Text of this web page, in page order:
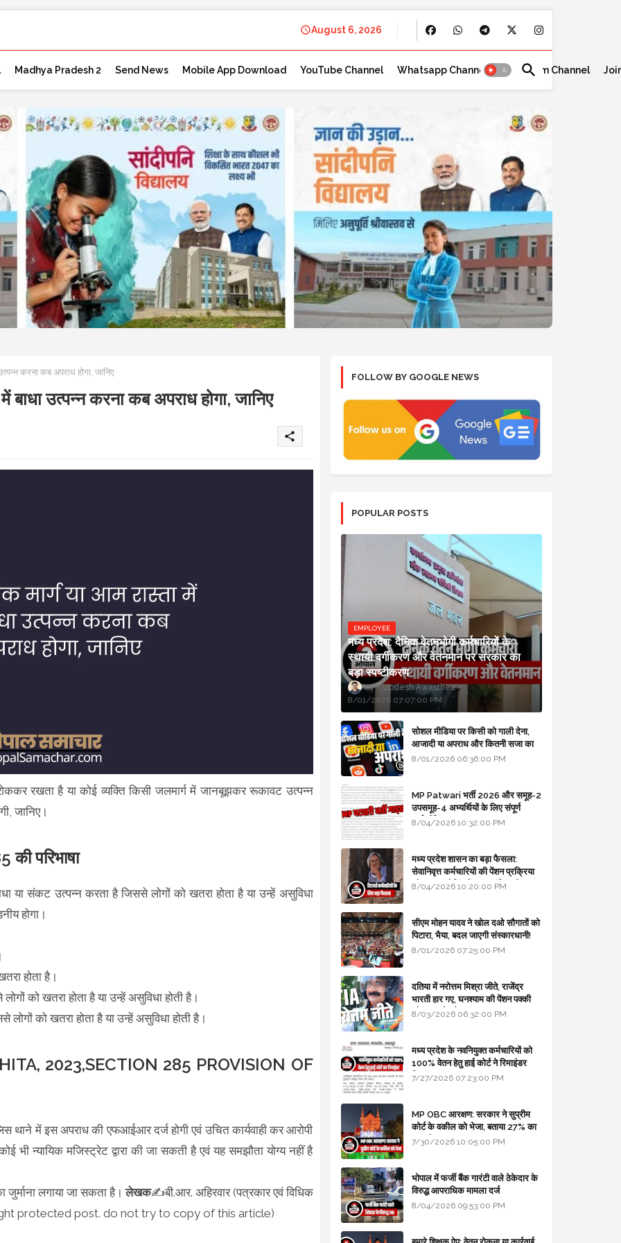
August 6, 2026
Madhya Pradesh 2 Send News Mobile App Download YouTube Channel Whatsapp Channel Telegram Channel
करना कब अपराध होगा, जानिए
उत्पन्न करना कब अपराध होगा, जानिए
share
रखता है या कोई व्यक्ति किसी जलमार्ग में जानबूझकर रूकावट उत्पन्न
जानिए।
की परिभाषा
या संकट उत्पन्न करता है जिससे लोगों को खतरा होता है या उन्हें असुविधा
होगा।
होता है।
को खतरा होता है या उन्हें असुविधा होती है।
को खतरा होता है या उन्हें असुविधा होती है।
2023,SECTION 285 PROVISION OF
थाने में इस अपराध की एफआईआर दर्ज होगी एवं उचित कार्यवाही कर आरोपी
न्यायिक मजिस्ट्रेट द्वारा की जा सकती है एवं यह समझौता योग्य नहीं है
लगाया जा सकता है।लेखक✍️बी.आर. अहिरवार (पत्रकार एवं विधिक
protected post. do not try to copy of this article)
FOLLOW BY GOOGLE NEWS
POPULAR POSTS
EMPLOYEE
मध्य प्रदेश: दैनिक वेतनभोगी कर्मचारियों के
स्थायी वर्गीकरण और वेतनमान पर सरकार का
बड़ा स्पष्टीकरण
Updesh Awasthee
8/01/2026 07:07:00 PM
सोशल मीडिया पर किसी को गाली देना,
आजादी या अपराध और कितनी सजा का
प्रावधान - free legal advice
8/01/2026 06:36:00 PM
MP Patwari भर्ती 2026 और समूह-2
उपसमूह-4 अभ्यर्थियों के लिए संपूर्ण
मार्गदर्शिका
8/04/2026 10:32:00 PM
मध्य प्रदेश शासन का बड़ा फैसला:
सेवानिवृत्त कर्मचारियों की पेंशन प्रक्रिया
और बजट कोडिंग में हुए क्रांतिकारी
8/04/2026 10:20:00 PM
सीएम मोहन यादव ने खोल दओ सौगातों को
पिटारा, भैया, बदल जाएगी संस्कारधानी!
8/01/2026 07:25:00 PM
दतिया में नरोत्तम मिश्रा जीते, राजेंद्र
भारती हार गए, घनश्याम की पेंशन पक्की
और आशुतोष बैक टू...
8/03/2026 06:32:00 PM
मध्य प्रदेश के नवनियुक्त कर्मचारियों को
100% वेतन हेतु हाई कोर्ट ने रिमाइंडर
लिखा
7/27/2026 07:23:00 PM
MP OBC आरक्षण: सरकार ने सुप्रीम
कोर्ट के वकील को भेजा, बताया 27% का
कानूनी आधार
7/30/2026 10:05:00 PM
भोपाल में फर्जी बैंक गारंटी वाले ठेकेदार के
विरुद्ध आपराधिक मामला दर्ज
8/04/2026 09:53:00 PM